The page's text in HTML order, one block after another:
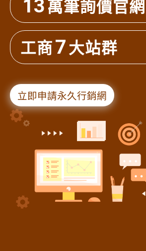
13萬筆詢價官網
工商7大站群
立即申請永久行銷網